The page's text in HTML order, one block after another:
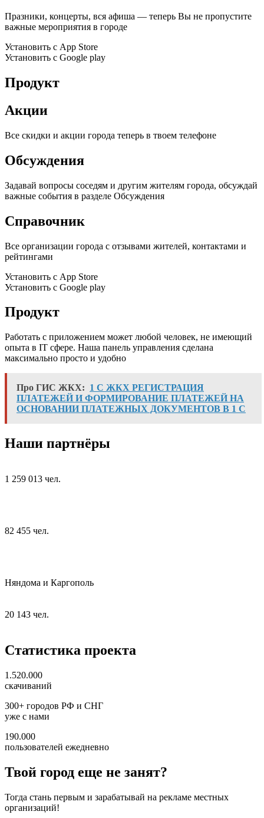
Празники, концерты, вся афиша — теперь Вы не пропустите
важные мероприятия в городе
Установить с App Store
Установить с Google play
Продукт
Акции
Все скидки и акции города теперь в твоем телефоне
Обсуждения
Задавай вопросы соседям и другим жителям города, обсуждай
важные события в разделе Обсуждения
Справочник
Все организации города с отзывами жителей, контактами и
рейтингами
Установить с App Store
Установить с Google play
Продукт
Работать с приложением может любой человек, не имеющий
опыта в IT сфере. Наша панель управления сделана
максимально просто и удобно
Про ГИС ЖКХ: 1 С ЖКХ РЕГИСТРАЦИЯ
ПЛАТЕЖЕЙ И ФОРМИРОВАНИЕ ПЛАТЕЖЕЙ НА
ОСНОВАНИИ ПЛАТЕЖНЫХ ДОКУМЕНТОВ В 1 С
Наши партнёры
1 259 013 чел.
82 455 чел.
Няндома и Каргополь
20 143 чел.
Статистика проекта
1.520.000
скачиваний
300+ городов РФ и СНГ
уже с нами
190.000
пользователей ежедневно
Твой город еще не занят?
Тогда стань первым и зарабатывай на рекламе местных
организаций!